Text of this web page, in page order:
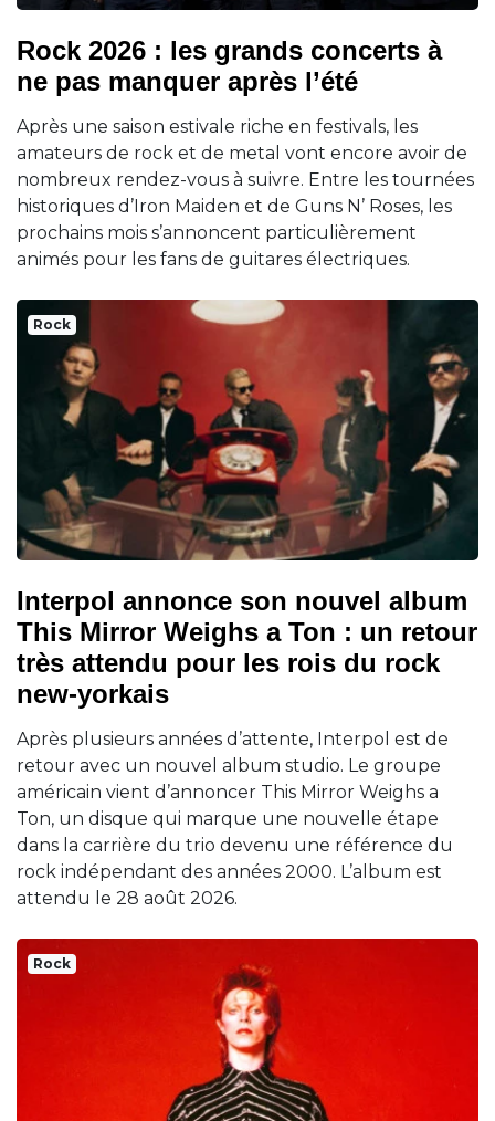
Rock 2026 : les grands concerts à
ne pas manquer après l’été
Après une saison estivale riche en festivals, les
amateurs de rock et de metal vont encore avoir de
nombreux rendez-vous à suivre. Entre les tournées
historiques d’Iron Maiden et de Guns N’ Roses, les
prochains mois s’annoncent particulièrement
animés pour les fans de guitares électriques.
Rock
Interpol annonce son nouvel album
This Mirror Weighs a Ton : un retour
très attendu pour les rois du rock
new-yorkais
Après plusieurs années d’attente, Interpol est de
retour avec un nouvel album studio. Le groupe
américain vient d’annoncer This Mirror Weighs a
Ton, un disque qui marque une nouvelle étape
dans la carrière du trio devenu une référence du
rock indépendant des années 2000. L’album est
attendu le 28 août 2026.
Rock